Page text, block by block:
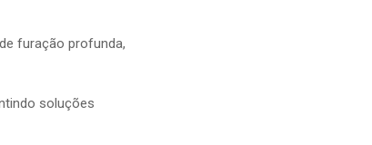
furação profunda,
soluções